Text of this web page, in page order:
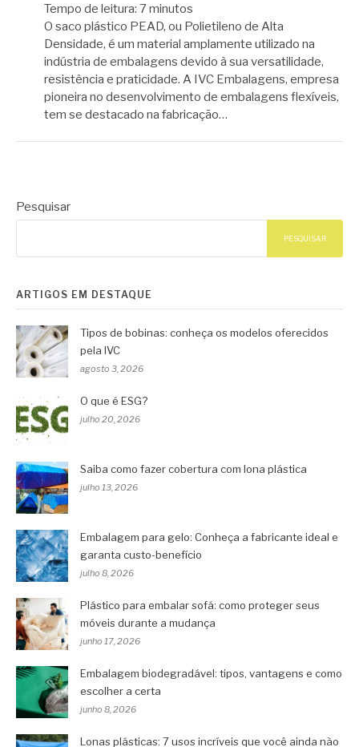
Tempo de leitura: 7minutos
O saco plástico PEAD, ou Polietileno de Alta
Densidade, é um material amplamente utilizado na
indústria de embalagens devido à sua versatilidade,
resistência e praticidade. A IVC Embalagens, empresa
pioneira no desenvolvimento de embalagens flexíveis,
tem se destacado na fabricação…
Pesquisar
PESQUISAR
ARTIGOS EM DESTAQUE
Tipos de bobinas: conheça os modelos oferecidos
pela IVC
agosto 3, 2026
O que é ESG?
julho 20, 2026
Saiba como fazer cobertura com lona plástica
julho 13, 2026
Embalagem para gelo: Conheça a fabricante ideal e
garanta custo-benefício
julho 8, 2026
Plástico para embalar sofá: como proteger seus
móveis durante a mudança
junho 17, 2026
Embalagem biodegradável: tipos, vantagens e como
escolher a certa
junho 8, 2026
Lonas plásticas: 7 usos incríveis que você ainda não